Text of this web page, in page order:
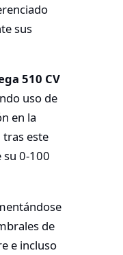
sus
510 CV
uso de
en la
tras este
0-100
de
e incluso